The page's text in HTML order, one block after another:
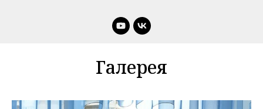
Галерея